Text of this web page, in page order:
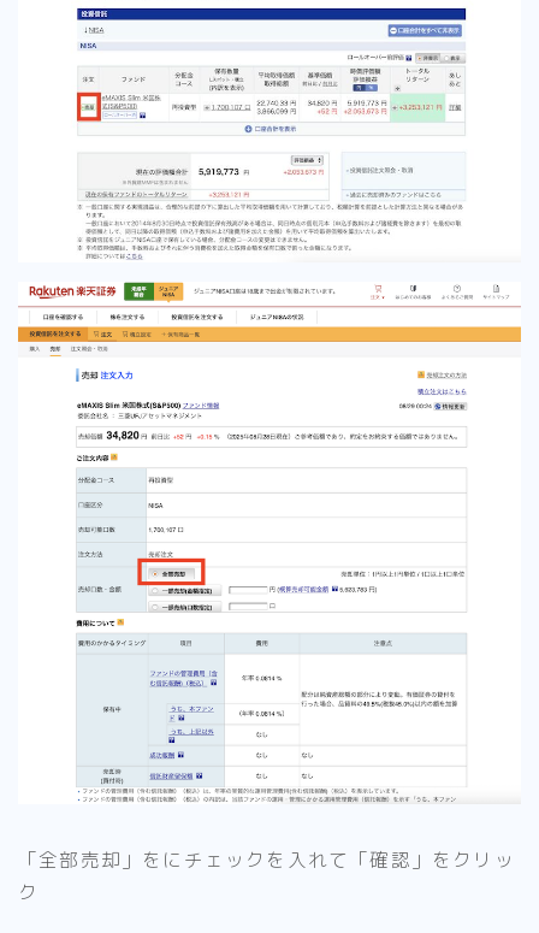
「全部売却」をにチェックを入れて「確認」をクリッ
ク